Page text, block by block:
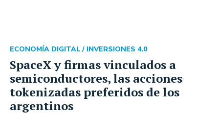
SpaceX y firmas vinculados a
semiconductores, las acciones
tokenizadas preferidos de los
argentinos
ECONOMÍA DIGITAL / INVERSIONES 4.0